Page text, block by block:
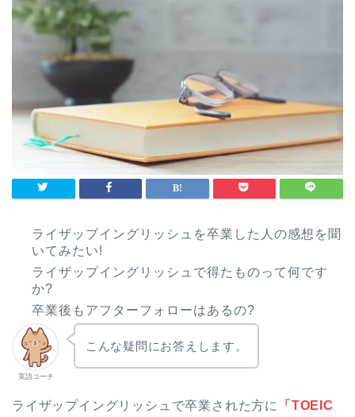
ライザップイングリッシュを卒業した人の感想を聞
いてみたい!
ライザップイングリッシュで得たものって何です
か?
卒業後もアフターフォローはあるの?
英語コーチ
こんな疑問にお答えします。
ライザップイングリッシュで卒業された方に
「TOEIC